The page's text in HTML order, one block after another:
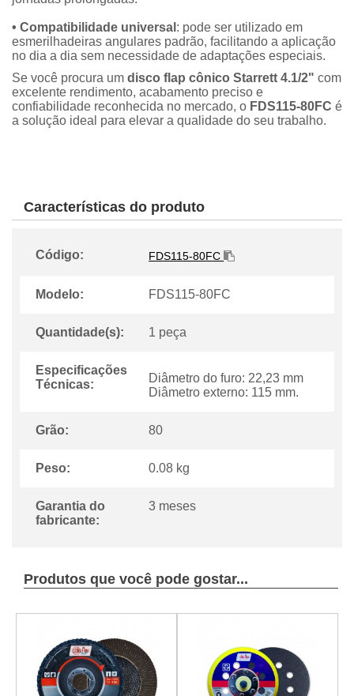
• Compatibilidade universal : pode ser utilizado em
esmerilhadeiras angulares padrão, facilitando a aplicação
no dia a dia sem necessidade de adaptações especiais.
Se você procura um disco flap cônico Starrett 4.1/2" com
excelente rendimento, acabamento preciso e
confiabilidade reconhecida no mercado, o FDS115-80FC é
a solução ideal para elevar a qualidade do seu trabalho.
Características do produto
Código: FDS115-80FC
Modelo: FDS115-80FC
Quantidade(s): 1 peça
Especificações
Técnicas:
Diâmetro do furo: 22,23 mm
Diâmetro externo: 115 mm.
Grão: 80
Peso: 0.08 kg
Garantia do
fabricante:
3 meses
Produtos que você pode gostar...